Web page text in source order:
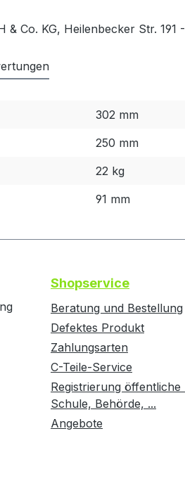
& Co. KG, Heilenbecker Str.
302 mm
250 mm
22 kg
91 mm
Shopservice
Beratung und Bestellung
Defektes Produkt
Zahlungsarten
C-Teile-Service
Registrierung öffentliche
Schule, Behörde, ...
Angebote